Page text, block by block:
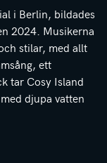
i Berlin, bildades
2024. Musikerna
stilar, med allt
ett
tar Cosy Island
djupa vatten